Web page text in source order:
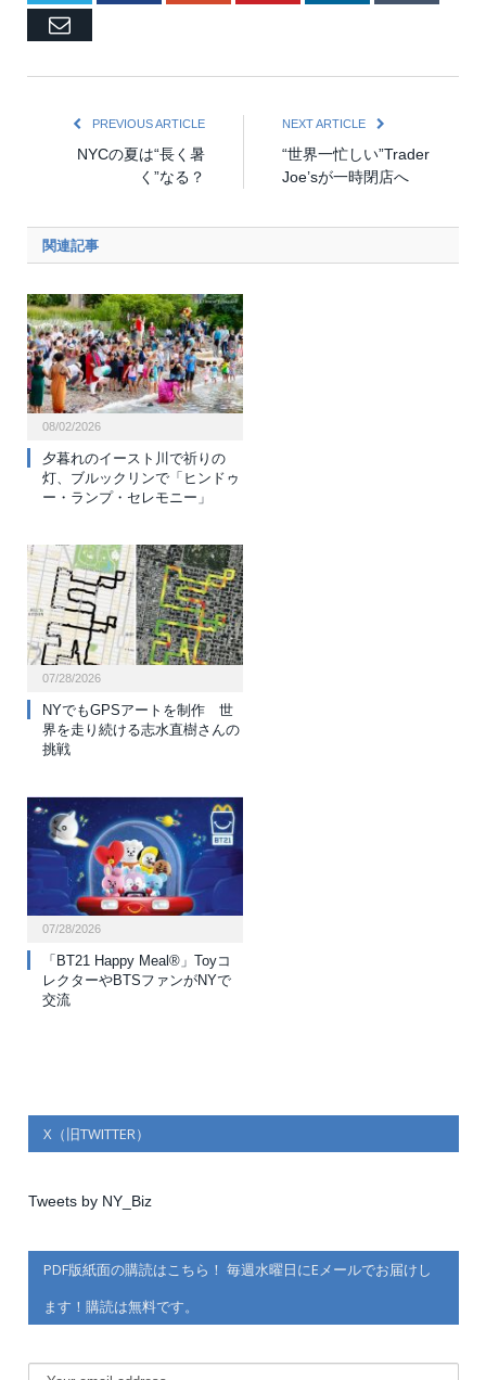
Email
PREVIOUS ARTICLE
NYCの夏は“長く暑
く”なる？
NEXT ARTICLE
“世界一忙しい”Trader
Joe’sが一時閉店へ
関連記事
08/02/2026
夕暮れのイースト川で祈りの
灯、ブルックリンで「ヒンドゥ
ー・ランプ・セレモニー」
07/28/2026
NYでもGPSアートを制作 世
界を走り続ける志水直樹さんの
挑戦
07/28/2026
「BT21 Happy Meal®」Toyコ
レクターやBTSファンがNYで
交流
X（旧TWITTER）
Tweets by NY_Biz
PDF版紙面の購読はこちら！ 毎週水曜日にEメールでお届けし
ます！購読は無料です。